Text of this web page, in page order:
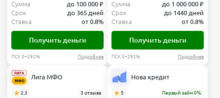
Сумма
до 100 000 ₽
Срок
до 365 дней
Ставка
от 0.8%
Получить деньги
ПСК 0–292% Подробнее
Сумма
до 1 000 000 ₽
Срок
до 1440 дней
Ставка
от 0.8%
Получить деньги
ПСК 0–292% Подробнее
Лига МФО
2.3 3 отзыва
Нова кредит
5 Первый займ 0%